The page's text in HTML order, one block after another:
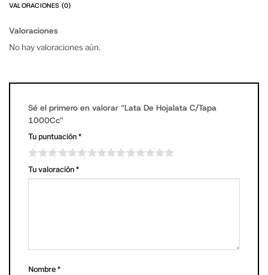
VALORACIONES (0)
Valoraciones
No hay valoraciones aún.
Sé el primero en valorar “Lata De Hojalata C/Tapa
1000Cc”
Tu puntuación *
Tu valoración *
Nombre *